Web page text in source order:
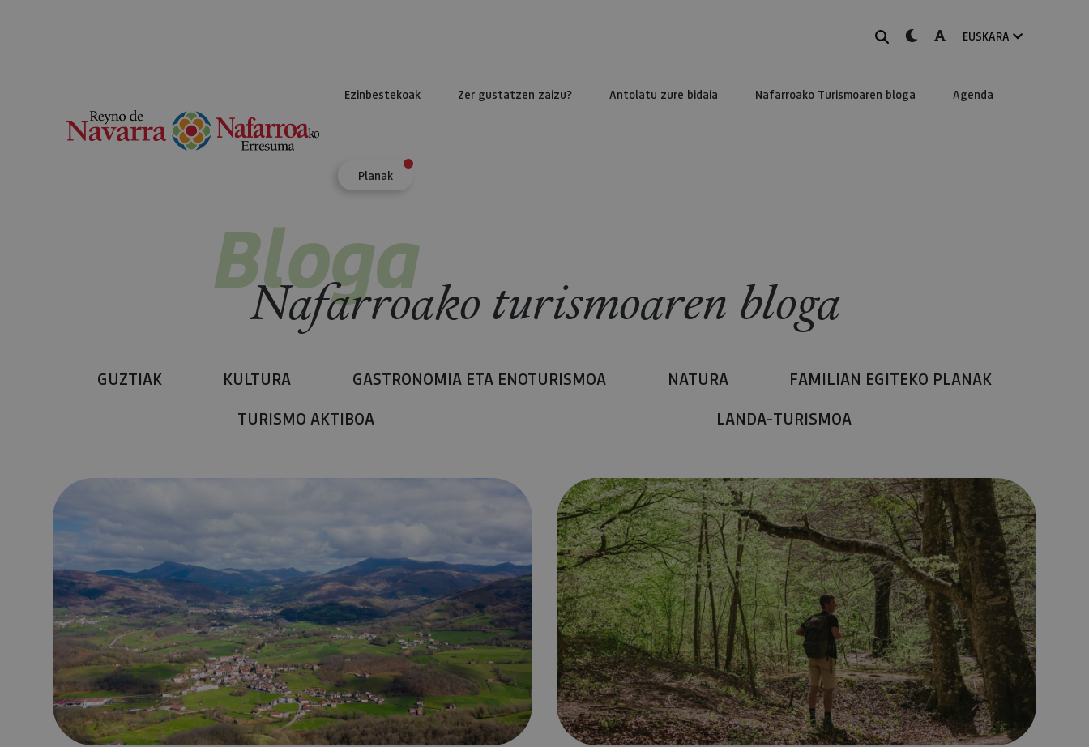
BILATUdark-mode
A-modeEUSKARA
Ezinbestekoak Zer gustatzen zaizu? Antolatu zure bidaia Nafarroako Turismoaren bloga Agenda
Planak
Bloga
Nafarroako turismoaren bloga
GUZTIAK KULTURA GASTRONOMIA ETA ENOTURISMOA NATURA
FAMILIAN EGITEKO PLANAK
TURISMO AKTIBOA
LANDA-TURISMOA
Zatoz Itzulia ikustera, eta ezagutu Nafarroako iparraldea NAFARROAN BESTE TURISMO BAT POSIBLE DA